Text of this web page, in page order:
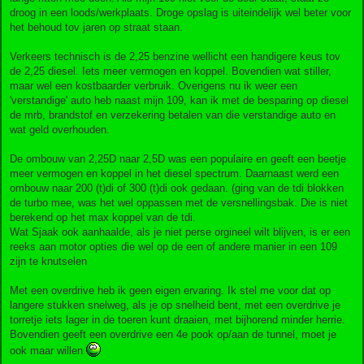
droog in een loods/werkplaats. Droge opslag is uiteindelijk wel beter voor
het behoud tov jaren op straat staan.
Verkeers technisch is de 2,25 benzine wellicht een handigere keus tov
de 2,25 diesel. Iets meer vermogen en koppel. Bovendien wat stiller,
maar wel een kostbaarder verbruik. Overigens nu ik weer een
'verstandige' auto heb naast mijn 109, kan ik met de besparing op diesel
de mrb, brandstof en verzekering betalen van die verstandige auto en
wat geld overhouden.
De ombouw van 2,25D naar 2,5D was een populaire en geeft een beetje
meer vermogen en koppel in het diesel spectrum. Daarnaast werd een
ombouw naar 200 (t)di of 300 (t)di ook gedaan. (ging van de tdi blokken
de turbo mee, was het wel oppassen met de versnellingsbak. Die is niet
berekend op het max koppel van de tdi.
Wat Sjaak ook aanhaalde, als je niet perse orgineel wilt blijven, is er een
reeks aan motor opties die wel op de een of andere manier in een 109
zijn te knutselen
Met een overdrive heb ik geen eigen ervaring. Ik stel me voor dat op
langere stukken snelweg, als je op snelheid bent, met een overdrive je
torretje iets lager in de toeren kunt draaien, met bijhorend minder herrie.
Bovendien geeft een overdrive een 4e pook op/aan de tunnel, moet je
ook maar willen